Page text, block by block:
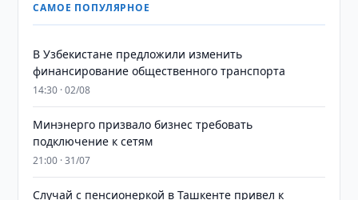
САМОЕ ПОПУЛЯРНОЕ
В Узбекистане предложили изменить
финансирование общественного транспорта
14:30 · 02/08
Минэнерго призвало бизнес требовать
подключение к сетям
21:00 · 31/07
Случай с пенсионеркой в Ташкенте привел к